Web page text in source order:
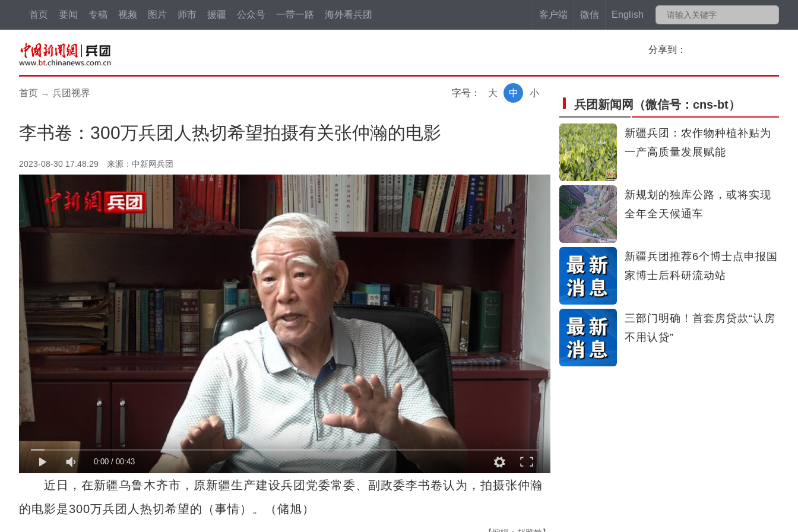
客户端 微信 English
首页 要闻 专稿 视频 图片 师市 援疆 公众号 一带一路 海外看兵团
分享到：
首页 → 兵团视界 字号： 小
中
大
李书卷：300万兵团人热切希望拍摄有关张仲瀚的电影
2023-08-30 17:48:29 来源：中新网兵团
0:00 / 00:43
近日，在新疆乌鲁木齐市，原新疆生产建设兵团党委常委、副政委李书卷认为，拍摄张仲瀚
的电影是300万兵团人热切希望的（事情）。（储旭）
兵团新闻网 （微信号：cns-bt）
新疆兵团：农作物种植补贴为
一产高质量发展赋能
新规划的独库公路，或将实现
全年全天候通车
新疆兵团推荐6个博士点申报国
家博士后科研流动站
三部门明确！首套房贷款“认房
不用认贷”